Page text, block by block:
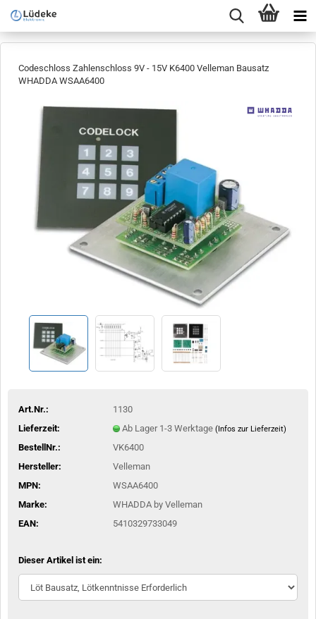
Codeschloss Zahlenschloss 9V - 15V K6400 Velleman Bausatz
WHADDA WSAA6400
Art.Nr.:
1130
Lieferzeit:
Ab Lager 1-3 Werktage (Infos zur Lieferzeit)
BestellNr.:
VK6400
Hersteller:
Velleman
MPN:
WSAA6400
Marke:
WHADDA by Velleman
EAN:
5410329733049
Dieser Artikel ist ein: